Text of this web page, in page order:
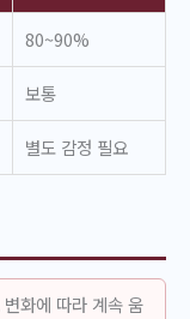
80~90%
보통
별도 감정 필요
화에 따라 계속 움